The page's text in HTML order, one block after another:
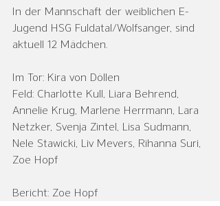
In der Mannschaft der weiblichen E-
Jugend HSG Fuldatal/Wolfsanger, sind
aktuell 12 Mädchen.
Im Tor: Kira von Döllen
Feld: Charlotte Kull, Liara Behrend,
Annelie Krug, Marlene Herrmann, Lara
Netzker, Svenja Zintel, Lisa Sudmann,
Nele Stawicki, Liv Mevers, Rihanna Suri,
Zoe Hopf
Bericht: Zoe Hopf